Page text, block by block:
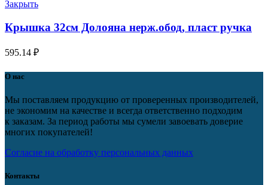
Закрыть
Крышка 32см Долояна нерж.обод, пласт ручка
595.14 ₽
О нас
Мы поставляем продукцию от проверенных производителей,
не экономим на качестве и всегда ответственно подходим
к заказам. За период работы мы сумели завоевать доверие
многих покупателей!
Согласие на обработку персональных данных
Контакты